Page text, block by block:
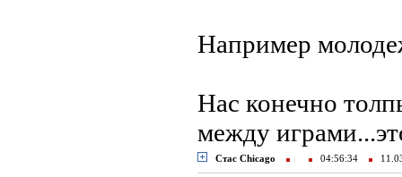
Например
Нас конечно
между
Стас Chicago 04:56:34